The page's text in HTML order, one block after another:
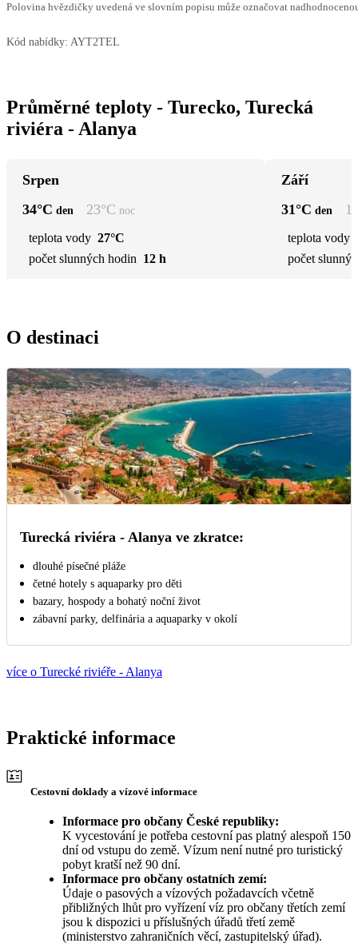
Polovina hvězdičky uvedená ve slovním popisu může označovat
Kód nabídky: AYT2TEL
Průměrné teploty - Turecko, Turecká
riviéra - Alanya
Srpen
34°C den 23°C noc
teplota vody 27°C
počet slunných hodin 12 h
Září
31°C den
teplota vody
počet
O destinaci
Turecká riviéra - Alanya ve zkratce:
dlouhé písečné pláže
četné hotely s aquaparky pro děti
bazary, hospody a bohatý noční život
zábavní parky, delfinária a aquaparky v okolí
více o Turecké riviéře - Alanya
Praktické informace
Cestovní doklady a vízové informace
Informace pro občany České republiky:
K vycestování je potřeba cestovní pas platný alespoň 150
dní od vstupu do země. Vízum není nutné pro turistický
pobyt kratší než 90 dní.
Informace pro občany ostatních zemí:
Údaje o pasových a vízových požadavcích včetně
přibližných lhůt pro vyřízení víz pro občany třetích zemí
jsou k dispozici u příslušných úřadů třetí země
(ministerstvo zahraničních věcí, zastupitelský úřad).